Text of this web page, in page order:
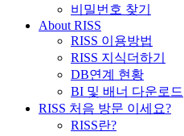
비밀번호 찾기
About RISS
RISS 이용방법
RISS 지식더하기
DB연계 현황
BI 및 배너 다운로드
RISS 처음 방문 이세요?
RISS란?